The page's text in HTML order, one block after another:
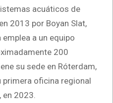
acuáticos de
2013 por Boyan Slat,
emplea a un equipo
200
su sede en Róterdam,
primera oficina regional
en 2023.